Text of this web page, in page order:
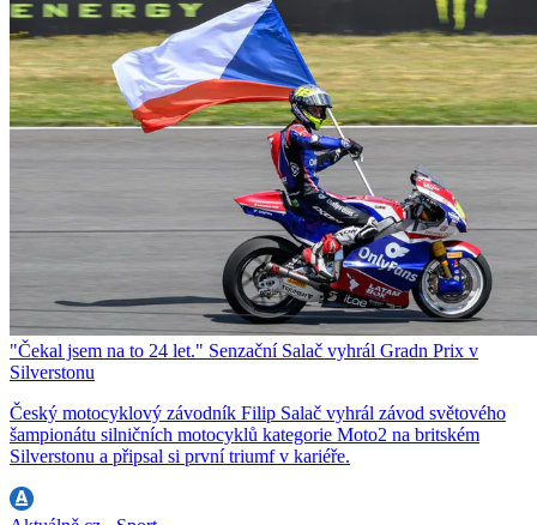
"Čekal jsem na to 24 let." Senzační Salač vyhrál Gradn Prix v
Silverstonu
Český motocyklový závodník Filip Salač vyhrál závod světového
šampionátu silničních motocyklů kategorie Moto2 na britském
Silverstonu a připsal si první triumf v kariéře.